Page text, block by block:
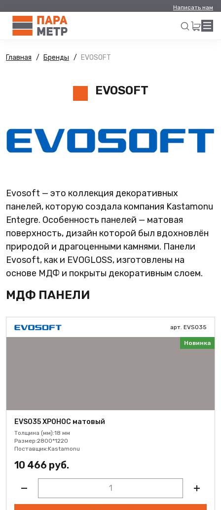
Написать нам
Главная Бренды EVOSOFT
EVOSOFT
Evosoft — это коллекция декоративных
панелей, которую создала компания Kastamonu
Entegre. Особенность панелей — матовая
поверхность, дизайн которой был вдохновлён
природой и драгоценными камнями. Панели
Evosoft, как и EVOGLOSS, изготовлены на
основе МДФ и покрыты декоративным слоем.
МДФ ПАНЕЛИ
арт. EVS035
Новинка
EVS035 ХРОНОС матовый
Толщина (мм):18 мм
Размер:2800*1220
Поставщик:Kastamonu
10 466 руб.